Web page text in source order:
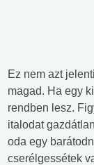
Ez nem azt
magad. Ha egy
rendben lesz.
italodat
oda egy
cserélgessétek